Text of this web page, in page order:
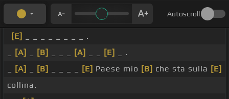
Autoscroll
[E]
_ _ _ _ _ _ _ _ .
[A] [B] [A] [E]
_ .
[A] [B] [E] Paese mio [B] che sta sulla [E]
collina.